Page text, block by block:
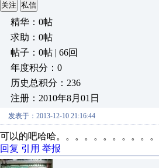
关注 私信
精华：0帖
求助：0帖
帖子：0帖 | 66回
年度积分：0
历史总积分：236
注册：2010年8月01日
发表于：2013-12-10 21:16:44
可以的吧哈哈。。。。。。。。。。。
回复 引用 举报